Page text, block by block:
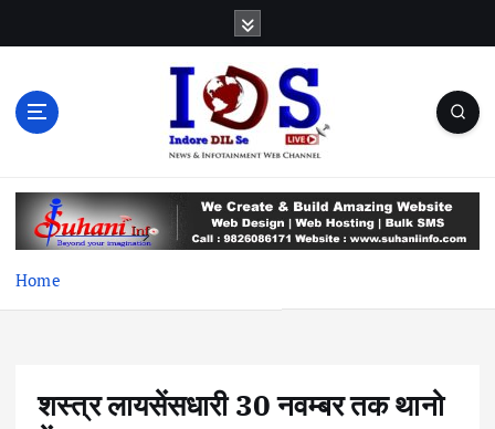
t
Home
शस्त्र लायसेंसधारी 30 नवम्बर तक थानो